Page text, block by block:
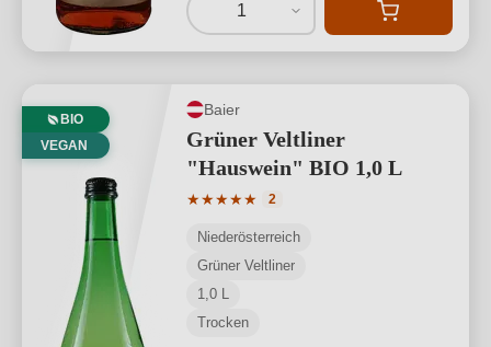
1
BIO
VEGAN
Baier
Grüner Veltliner
"Hauswein" BIO 1,0 L
★★★★★
Durchschnittliche Bewertung von 5
2
Niederösterreich
Grüner Veltliner
1,0 L
Trocken